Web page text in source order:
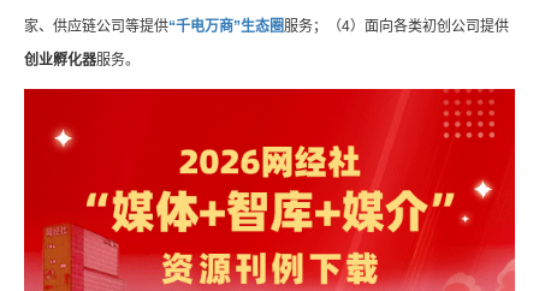
家、供应链公司等提供“千电万商”生态圈 服务；（4）面向各类初创公司提供
创业孵化器服务。